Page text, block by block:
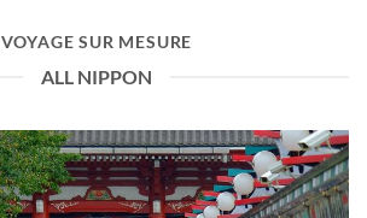
VOYAGE SUR MESURE
ALL NIPPON